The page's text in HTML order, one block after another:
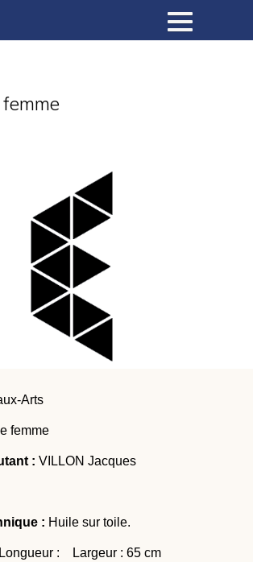
Expositions
Expositions virtuelles
Actualités
et journées d’études
Arts
femme
: VILLON Jacques
: Huile sur toile.
Longueur : Largeur : 65 cm